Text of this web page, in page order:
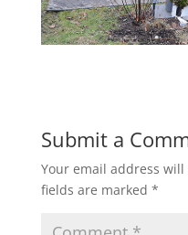
Submit a
Your email address
fields are marked *